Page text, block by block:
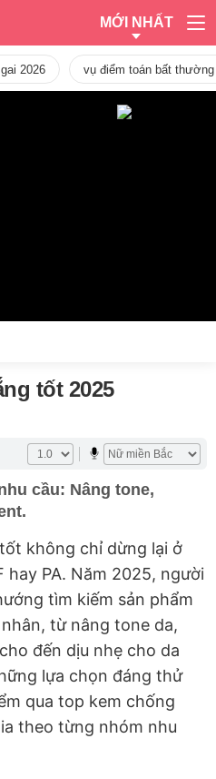
MỚI NHẤT
2026 vụ điểm toán bất
tốt 2025
cầu: Nâng tone,
không chỉ dừng lại ở
hay PA. Năm 2025, người
tìm kiếm sản phẩm
từ nâng tone da,
đến dịu nhẹ cho da
lựa chọn đáng thử
qua top kem chống
theo từng nhóm nhu